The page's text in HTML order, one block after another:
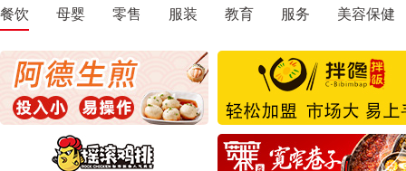
餐饮 母婴 零售 服装 教育 服务 美容保健